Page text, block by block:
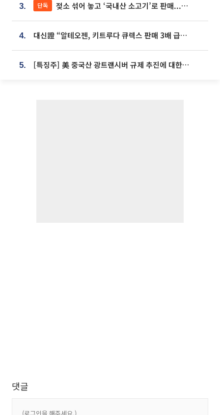
3. 단독 젖소 섞어 놓고 ‘국내산 소고기’로 판매...홈쇼핑 표기, 현실과 괴리 어쩌나
4. 대신證 “알테오젠, 키트루다 큐렉스 판매 3배 급증…목표가 41만원 상향”
5. [특징주] 美 중국산 광트랜시버 규제 추진에 대한광통신 등 광통신株 강세
댓글